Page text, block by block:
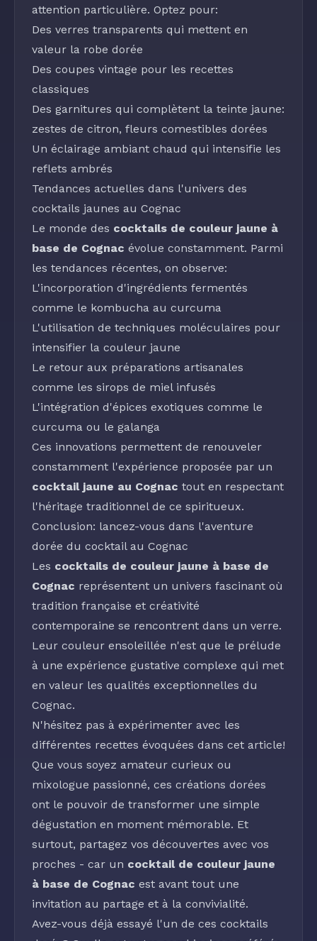
attention particulière. Optez pour:
Des verres transparents qui mettent en
valeur la robe dorée
Des coupes vintage pour les recettes
classiques
Des garnitures qui complètent la teinte jaune:
zestes de citron, fleurs comestibles dorées
Un éclairage ambiant chaud qui intensifie les
reflets ambrés
Tendances actuelles dans l'univers des
cocktails jaunes au Cognac
Le monde des cocktails de couleur jaune à
base de Cognac évolue constamment. Parmi
les tendances récentes, on observe:
L'incorporation d'ingrédients fermentés
comme le kombucha au curcuma
L'utilisation de techniques moléculaires pour
intensifier la couleur jaune
Le retour aux préparations artisanales
comme les sirops de miel infusés
L'intégration d'épices exotiques comme le
curcuma ou le galanga
Ces innovations permettent de renouveler
constamment l'expérience proposée par un
cocktail jaune au Cognac tout en respectant
l'héritage traditionnel de ce spiritueux.
Conclusion: lancez-vous dans l'aventure
dorée du cocktail au Cognac
Les cocktails de couleur jaune à base de
Cognac représentent un univers fascinant où
tradition française et créativité
contemporaine se rencontrent dans un verre.
Leur couleur ensoleillée n'est que le prélude
à une expérience gustative complexe qui met
en valeur les qualités exceptionnelles du
Cognac.
N'hésitez pas à expérimenter avec les
différentes recettes évoquées dans cet article!
Que vous soyez amateur curieux ou
mixologue passionné, ces créations dorées
ont le pouvoir de transformer une simple
dégustation en moment mémorable. Et
surtout, partagez vos découvertes avec vos
proches - car un cocktail de couleur jaune
à base de Cognac est avant tout une
invitation au partage et à la convivialité.
Avez-vous déjà essayé l'un de ces cocktails